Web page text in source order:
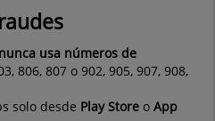
nunca usa números de
806, 807 o 902, 905, 907, 908,
solo desde Play Store o App